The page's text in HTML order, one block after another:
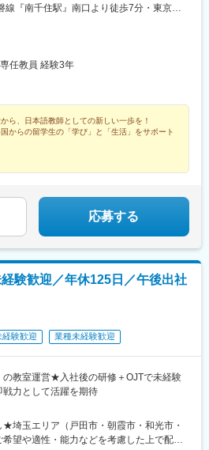
旦過駅、東北沢駅、神戸三宮駅(阪急・神戸
通)、高速神戸駅、上野御徒町駅、胡町
広町駅(東京都)、御幸橋駅、水道橋駅、豊
、天拝山駅、小倉駅(福岡県)、鴨宮駅、忍
術大学駅、和泉中央駅、自由が丘駅、幡ケ
大学駅、三軒茶屋駅、中目黒駅、下北沢
時計前駅、神戸駅(兵庫県)、加古川駅、恵
駅、仙川駅、上大岡駅、練馬駅、成田駅、
丁目駅、本川越駅、赤坂駅(東京都)、西早
、神泉駅、住吉駅(東京都)、亀戸水神駅、
、鮫洲駅、府中競馬正門前駅、牛込神楽坂
ノ水駅、越中島駅、国際展示場駅、淡路
二子新地駅、大森海岸駅、大塚駅前駅、溝
木町駅、元町・中華街駅、下飯田駅、石上
駅、栄町駅(愛知県)、西高蔵駅、矢田駅
海通駅、新豊橋駅、京都駅、祇園四条駅、
町九丁目駅、日本橋駅(大阪府)、天王寺駅
今福鶴見駅、四ツ橋駅、大阪ビジネスパー
央駅(大阪モノレール)、桜ノ宮駅、岡本駅
屋川駅、祇園駅(福岡県)、天神南駅、朝倉
中駅、奥沢駅、松原駅(東京都)、西太子堂
、新丸子駅、花隈駅、芦花公園駅、元町
六丁目駅、春日駅(東京都)、倉敷市駅、豊
駅、バスセンター前駅、永田町駅、学習院
川町駅(東京都)、有明駅(東京都)、銀座一丁
駅、大崎駅、巣鴨新田駅、高津駅(神奈川
駅、大曽根駅、駅前駅、九条駅(京都府)、
線『南千住駅』南口より徒歩7分・東京メ
』より徒歩5分
任教員 経験3年
ら、日本語教師としての新しい一歩を！
からの留学生の「学び」と「生活」をサポート
応募する
験歓迎／年休125日／午後出社
経験歓迎 業種未経験歓迎
の教室運営★入社後の研修＋OJTで未経験
力として活躍を期待
★埼玉エリア（戸田市・朝霞市・和光市・
望や適性・能力などを考慮した上で配属